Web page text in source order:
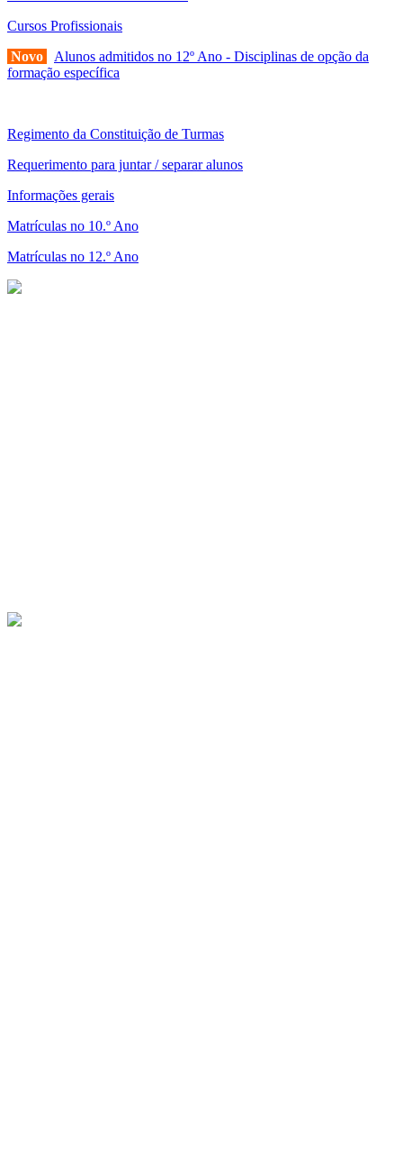
Cursos Profissionais
Novo
Alunos admitidos no 12º Ano - Disciplinas de opção da
formação específica
Regimento da Constituição de Turmas
Requerimento para juntar / separar alunos
Informações gerais
Matrículas no 10.º Ano
Matrículas no 12.º Ano